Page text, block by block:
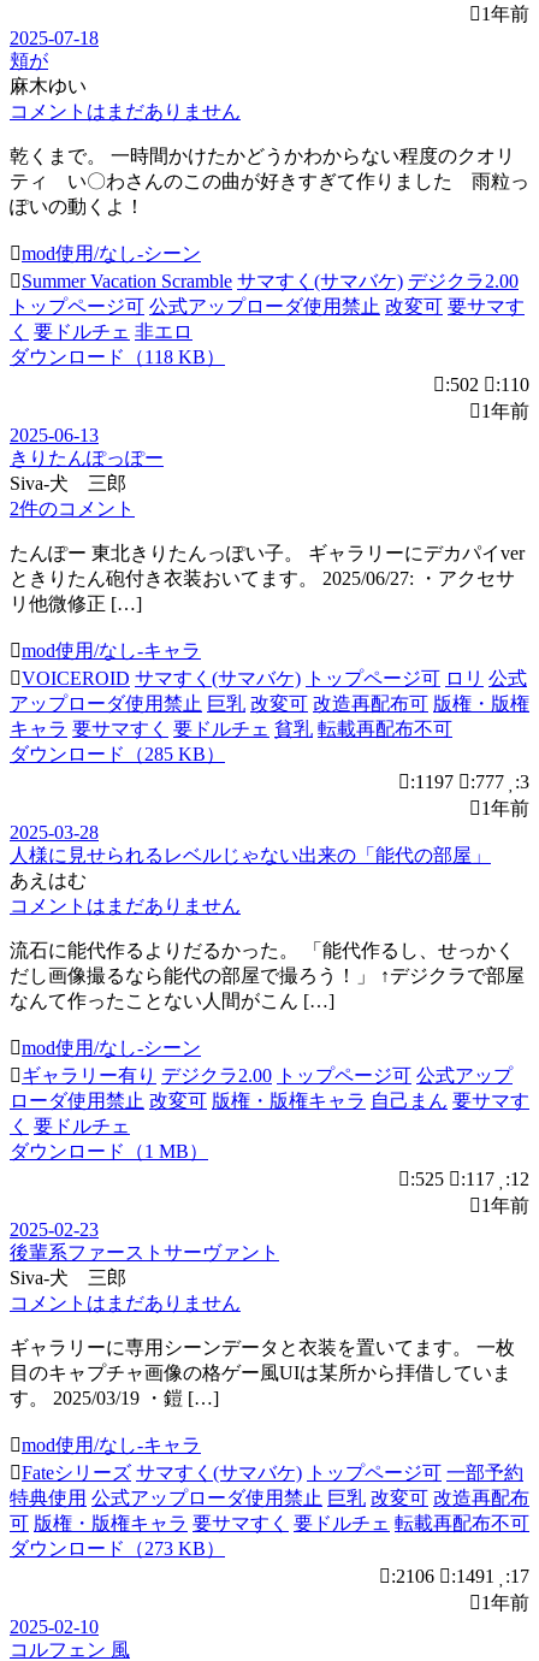
1年前
2025-07-18
頬が
麻木ゆい
コメントはまだありません
乾くまで。 一時間かけたかどうかわからない程度のクオリ
ティ い〇わさんのこの曲が好きすぎて作りました 雨粒っ
ぽいの動くよ！
mod使用/なし-シーン
Summer Vacation Scramble サマすく(サマバケ) デジクラ2.00
トップページ可 公式アップローダ使用禁止 改変可 要サマす
く 要ドルチェ 非エロ
ダウンロード（118 KB）
:502
:110
1年前
2025-06-13
きりたんぽっぽー
Siva-犬 三郎
2件のコメント
たんぽー 東北きりたんっぽい子。 ギャラリーにデカパイver
ときりたん砲付き衣装おいてます。 2025/06/27: ・アクセサ
リ他微修正 […]
mod使用/なし-キャラ
VOICEROID サマすく(サマバケ) トップページ可 ロリ 公式
アップローダ使用禁止 巨乳 改変可 改造再配布可 版権・版権
キャラ 要サマすく 要ドルチェ 貧乳 転載再配布不可
ダウンロード（285 KB）
:1197
:777 :3
1年前
2025-03-28
人様に見せられるレベルじゃない出来の「能代の部屋」
あえはむ
コメントはまだありません
流石に能代作るよりだるかった。 「能代作るし、せっかく
だし画像撮るなら能代の部屋で撮ろう！」 ↑デジクラで部屋
なんて作ったことない人間がこん […]
mod使用/なし-シーン
ギャラリー有り デジクラ2.00 トップページ可 公式アップ
ローダ使用禁止 改変可 版権・版権キャラ 自己まん 要サマす
く 要ドルチェ
ダウンロード（1 MB）
:525
:117 :12
1年前
2025-02-23
後輩系ファーストサーヴァント
Siva-犬 三郎
コメントはまだありません
ギャラリーに専用シーンデータと衣装を置いてます。 一枚
目のキャプチャ画像の格ゲー風UIは某所から拝借していま
す。 2025/03/19 ・鎧 […]
mod使用/なし-キャラ
Fateシリーズ サマすく(サマバケ) トップページ可 一部予約
特典使用 公式アップローダ使用禁止 巨乳 改変可 改造再配布
可 版権・版権キャラ 要サマすく 要ドルチェ 転載再配布不可
ダウンロード（273 KB）
:2106
:1491
:17
1年前
2025-02-10
コルフェン 風